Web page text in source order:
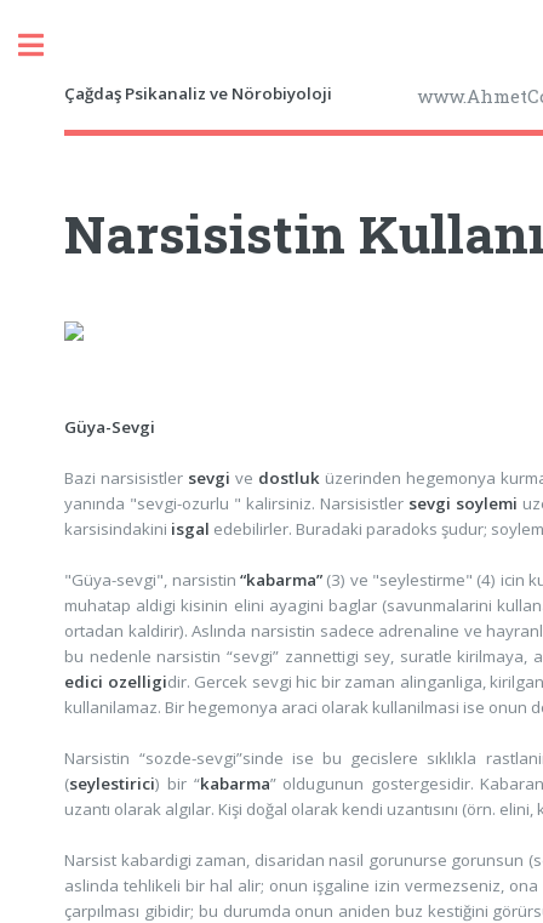
Çağdaş Psikanaliz ve Nörobiyoloji
Narsisistin
Güya-Sevgi
Bazi narsisistler sevgive dostluk üzerinden hegemonya
yanında "sevgi-ozurlu " kalirsiniz. Narsisistler sevgi soylemi
karsisindakini isgal edebilirler. Buradaki paradoks şudur;
"Güya-sevgi", narsistin “kabarma” (3) ve "seylestirme" (4) icin
muhatap aldigi kisinin elini ayagini baglar (savunmalarini
ortadan kaldirir). Aslında narsistin sadece adrenaline ve
bu nedenle narsistin “sevgi” zannettigi sey, suratle
edici ozelligidir. Gercek sevgi hic bir zaman alinganliga,
kullanilamaz. Bir hegemonya araci olarak kullanilmasi ise onun
Narsistin “sozde-sevgi”sinde ise bu gecislere sıklıkla
(seylestirici) bir “kabarma” oldugunun gostergesidir.
uzantı olarak algılar. Kişi doğal olarak kendi uzantısını (örn.
Narsist kabardigi zaman, disaridan nasil gorunurse gorunsun
aslinda tehlikeli bir hal alir; onun işgaline izin vermezseniz, ona
çarpılması gibidir; bu durumda onun aniden buz kestiğini